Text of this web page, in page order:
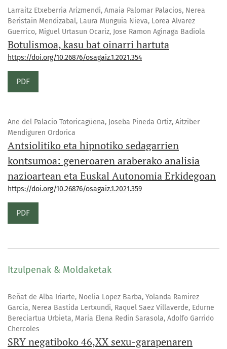
Larraitz Etxeberria Arizmendi, Amaia Palomar Palacios, Nerea
Beristain Mendizabal, Laura Munguia Nieva, Lorea Alvarez
Guerrico, Miguel Urtasun Ocariz, Jose Ramon Aginaga Badiola
Botulismoa, kasu bat oinarri hartuta
https://doi.org/10.26876/osagaiz.1.2021.354
PDF
Ane del Palacio Totoricagüena, Joseba Pineda Ortiz, Aitziber
Mendiguren Ordorica
Antsiolitiko eta hipnotiko sedagarrien
kontsumoa: generoaren araberako analisia
nazioartean eta Euskal Autonomia Erkidegoan
https://doi.org/10.26876/osagaiz.1.2021.359
PDF
Itzulpenak & Moldaketak
Beñat de Alba Iriarte, Noelia Lopez Barba, Yolanda Ramirez
Garcia, Nerea Bastida Lertxundi, Raquel Saez Villaverde, Edurne
Bereciartua Urbieta, Maria Elena Redin Sarasola, Adolfo Garrido
Chercoles
SRY negatiboko 46,XX sexu-garapenaren